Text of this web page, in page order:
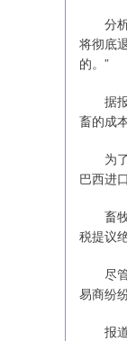
分析
将彻底
的。”
据报
畜的成
为了
巴西进
畜牧
税提议
尽管
易商纷
报道